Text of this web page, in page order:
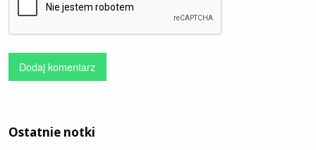
Dodaj komentarz
Ostatnie notki